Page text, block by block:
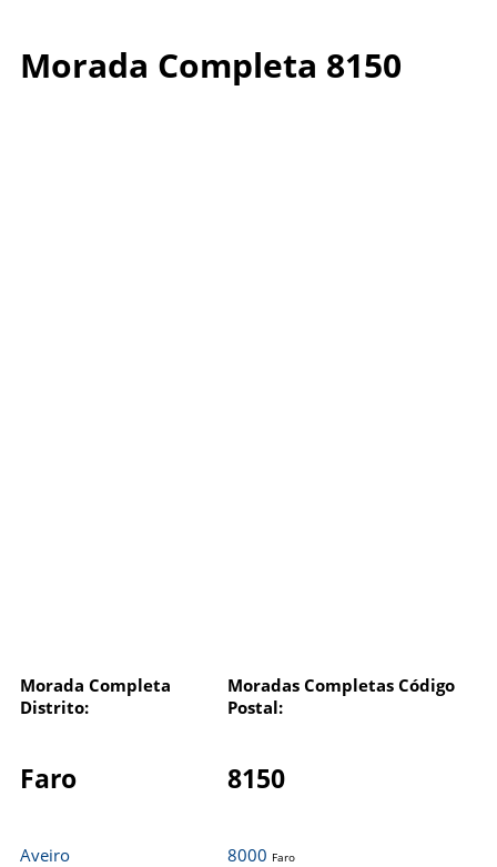
Morada Completa 8150
Morada Completa
Distrito:
Moradas Completas Código
Postal:
Faro 8150
Aveiro
8000 Faro